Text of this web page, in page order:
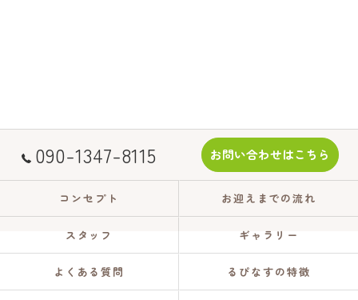
090-1347-8115 お問い合わせはこちら
コンセプト お迎えまでの流れ
スタッフ ギャラリー
よくある質問 るぴなすの特徴